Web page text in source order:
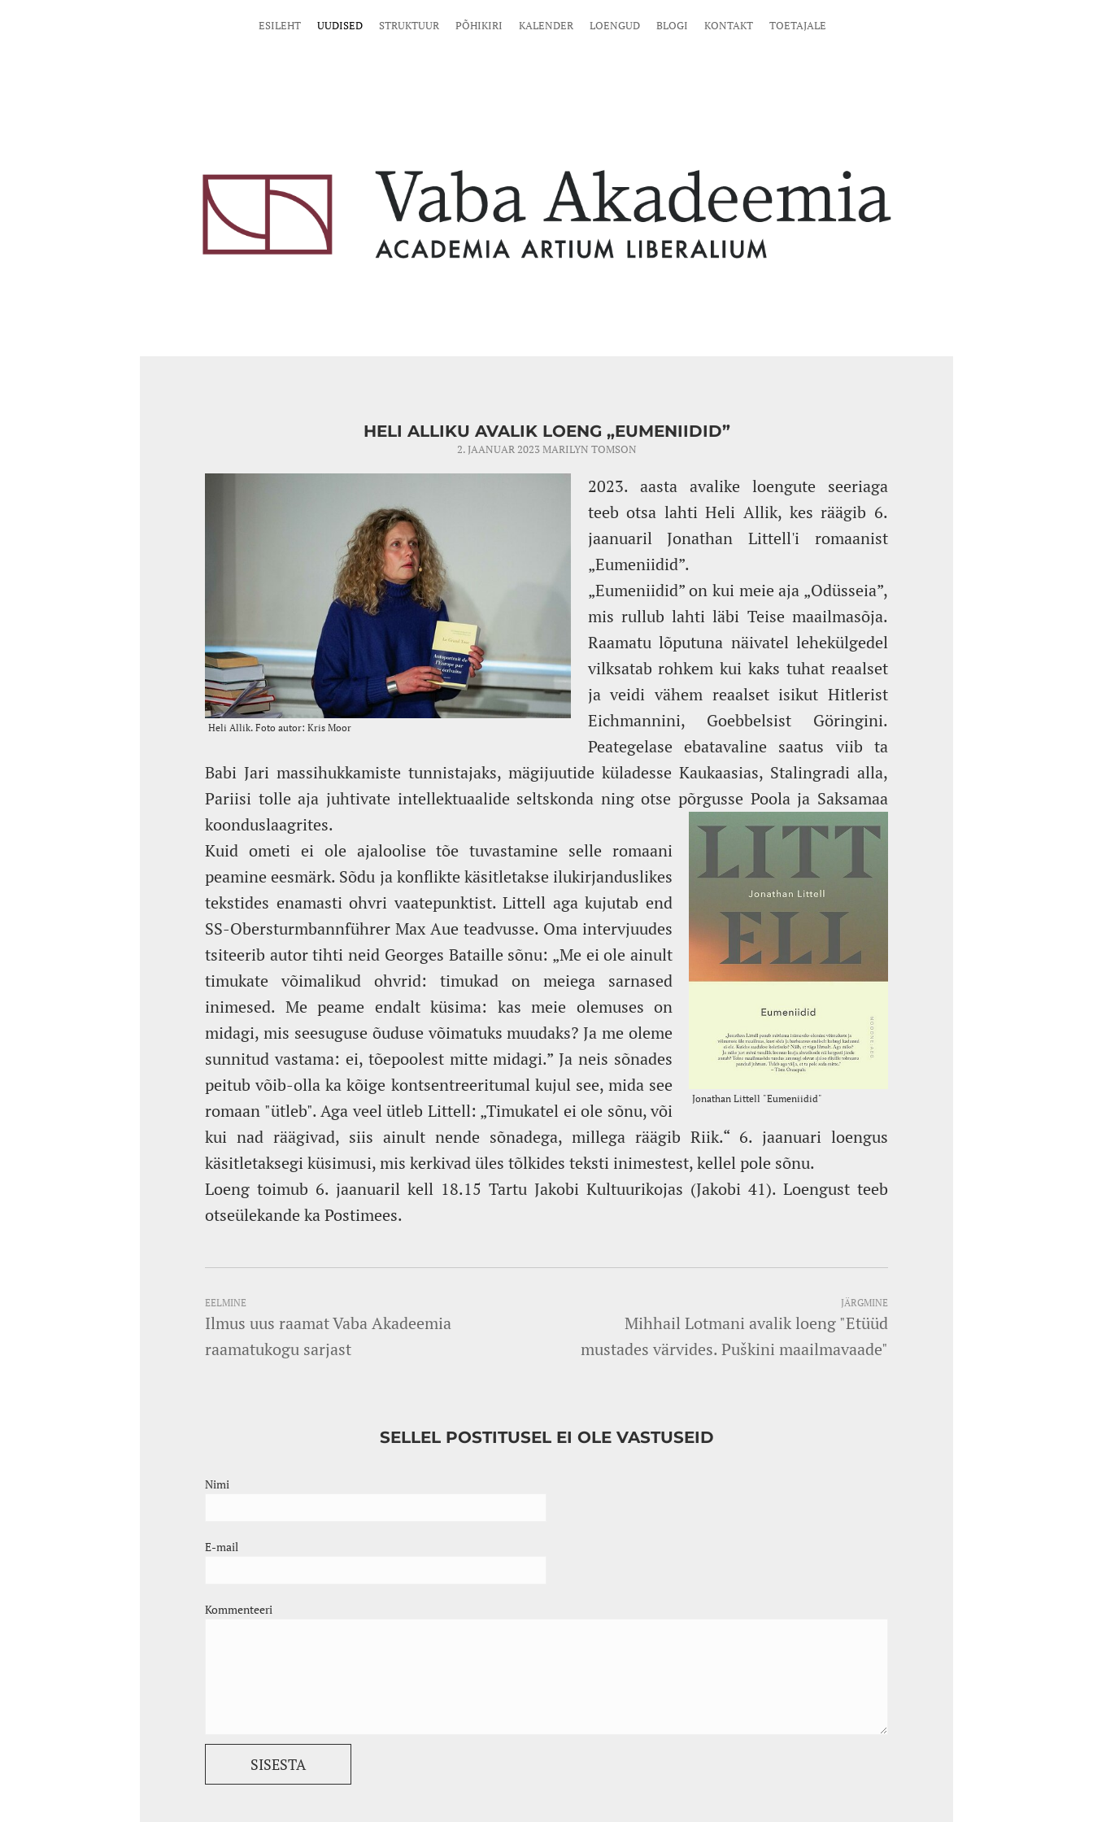
ESILEHT UUDISED STRUKTUUR PÕHIKIRI KALENDER LOENGUD BLOGI KONTAKT TOETAJALE
HELI ALLIKU AVALIK LOENG „EUMENIIDID”
2. JAANUAR 2023MARILYN TOMSON
2023. aasta avalike loengute seeriaga
teeb otsa lahti Heli Allik, kes räägib 6.
jaanuaril Jonathan Littell'i romaanist
„Eumeniidid”.
„Eumeniidid” on kui meie aja „Odüsseia”,
mis rullub lahti läbi Teise maailmasõja.
Raamatu lõputuna näivatel lehekülgedel
vilksatab rohkem kui kaks tuhat reaalset
ja veidi vähem reaalset isikut Hitlerist
Eichmannini, Goebbelsist Göringini.
Peategelase ebatavaline saatus viib ta
Babi Jari massihukkamiste tunnistajaks, mägijuutide küladesse Kaukaasias, Stalingradi alla,
Pariisi tolle aja juhtivate intellektuaalide seltskonda ning otse põrgusse Poola ja Saksamaa
koonduslaagrites.
Kuid ometi ei ole ajaloolise tõe tuvastamine selle romaani
peamine eesmärk. Sõdu ja konflikte käsitletakse ilukirjanduslikes
tekstides enamasti ohvri vaatepunktist. Littell aga kujutab end
SS-Obersturmbannführer Max Aue teadvusse. Oma intervjuudes
tsiteerib autor tihti neid Georges Bataille sõnu: „Me ei ole ainult
timukate võimalikud ohvrid: timukad on meiega sarnased
inimesed. Me peame endalt küsima: kas meie olemuses on
midagi, mis seesuguse õuduse võimatuks muudaks? Ja me oleme
sunnitud vastama: ei, tõepoolest mitte midagi.” Ja neis sõnades
peitub võib-olla ka kõige kontsentreeritumal kujul see, mida see
romaan "ütleb". Aga veel ütleb Littell: „Timukatel ei ole sõnu, või
kui nad räägivad, siis ainult nende sõnadega, millega räägib Riik.“ 6. jaanuari loengus
käsitletaksegi küsimusi, mis kerkivad üles tõlkides teksti inimestest, kellel pole sõnu.
Loeng toimub 6. jaanuaril kell 18.15 Tartu Jakobi Kultuurikojas (Jakobi 41). Loengust teeb
otseülekande ka Postimees.
EELMINE
Ilmus uus raamat Vaba Akadeemia
raamatukogu sarjast
JÄRGMINE
Mihhail Lotmani avalik loeng "Etüüd
mustades värvides. Puškini maailmavaade"
SELLEL POSTITUSEL EI OLE VASTUSEID
Nimi
E-mail
Kommenteeri